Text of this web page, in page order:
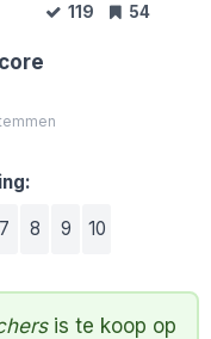
119 54
7 8 9 10
is te koop op